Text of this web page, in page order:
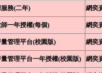
務(二年) 網奕
一年授權(每個) 網奕
管理平台(校園版) 網奕
管理平台一年授權(校園版) 網奕